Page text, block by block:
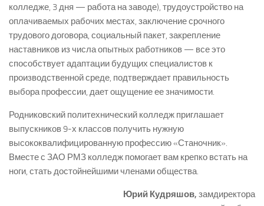
колледже, 3 дня — работа на заводе), трудоустройство на
оплачиваемых рабочих местах, заключение срочного
трудового договора, социальный пакет, закрепление
наставников из числа опытных работников — все это
способствует адаптации будущих специалистов к
производственной среде, подтверждает правильность
выбора профессии, дает ощущение ее значимости.
Родниковский политехнический колледж приглашает
выпускников 9-х классов получить нужную
высококвалифицированную профессию «Станочник».
Вместе с ЗАО РМЗ колледж помогает вам крепко встать на
ноги, стать достойнейшими членами общества.
Юрий Кудряшов, замдиректора